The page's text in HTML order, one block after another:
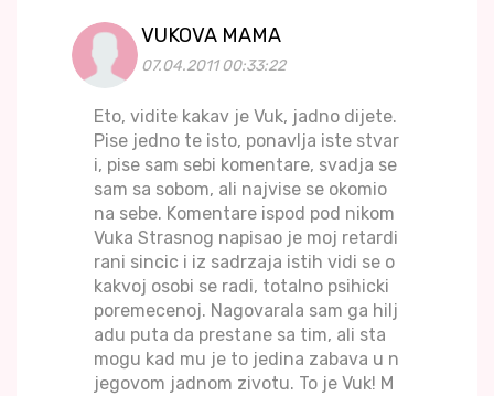
VUKOVA MAMA
07.04.2011 00:33:22
Eto, vidite kakav je Vuk, jadno dijete.
Pise jedno te isto, ponavlja iste stvar
i, pise sam sebi komentare, svadja se
sam sa sobom, ali najvise se okomio
na sebe. Komentare ispod pod nikom
Vuka Strasnog napisao je moj retardi
rani sincic i iz sadrzaja istih vidi se o
kakvoj osobi se radi, totalno psihicki
poremecenoj. Nagovarala sam ga hilj
adu puta da prestane sa tim, ali sta
mogu kad mu je to jedina zabava u n
jegovom jadnom zivotu. To je Vuk! M